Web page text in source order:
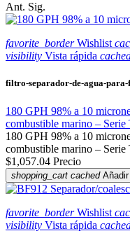
Ant. Sig.
favorite_border Wishlist
visibility Vista rápida
filtro-separador-de-agua-
180 GPH 98% a 10
combustible marino – Serie
180 GPH 98% a 10
combustible marino – Serie
$1,057.04 Precio
shopping_cart cached
favorite_border Wishlist
visibility Vista rápida